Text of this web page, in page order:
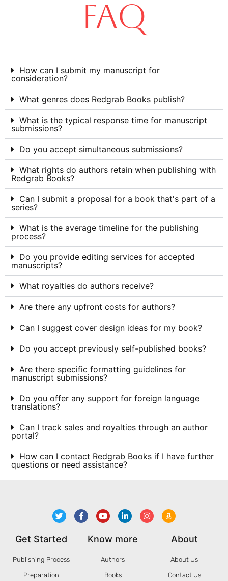
FAQ
How can I submit my manuscript for
consideration?
What genres does Redgrab Books publish?
What is the typical response time for manuscript
submissions?
Do you accept simultaneous submissions?
What rights do authors retain when publishing with
Redgrab Books?
Can I submit a proposal for a book that's part of a
series?
What is the average timeline for the publishing
process?
Do you provide editing services for accepted
manuscripts?
What royalties do authors receive?
Are there any upfront costs for authors?
Can I suggest cover design ideas for my book?
Do you accept previously self-published books?
Are there specific formatting guidelines for
manuscript submissions?
Do you offer any support for foreign language
translations?
Can I track sales and royalties through an author
portal?
How can I contact Redgrab Books if I have further
questions or need assistance?
Get Started
Publishing Process
Preparation
Know more
Authors
Books
About
About Us
Contact Us